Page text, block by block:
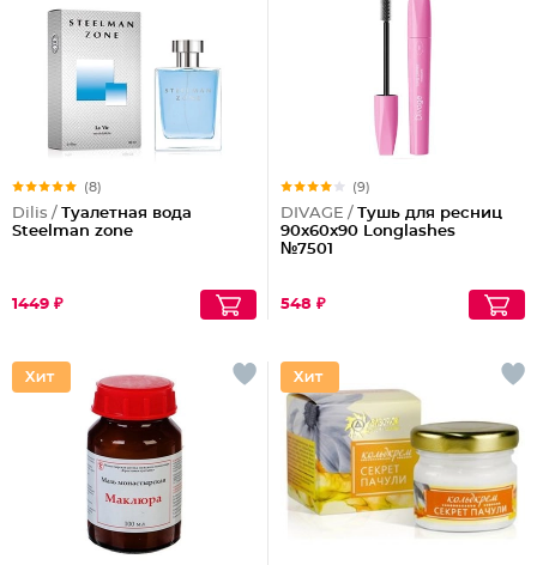
(8)
Dilis / Туалетная вода
Steelman zone
1449 ₽
(9)
DIVAGE / Тушь для ресниц
90x60x90 Longlashes
№7501
548 ₽